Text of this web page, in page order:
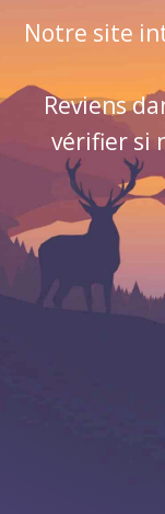
Notre site
Reviens
vérifier si